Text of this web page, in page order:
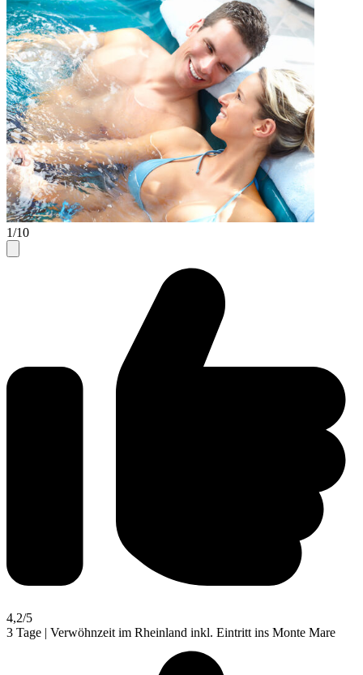
1/10
4,2/5
3 Tage | Verwöhnzeit im Rheinland inkl. Eintritt ins Monte Mare